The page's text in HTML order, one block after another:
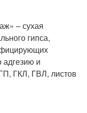
– сухая
гипса,
и
ГКЛ, ГВЛ, листов